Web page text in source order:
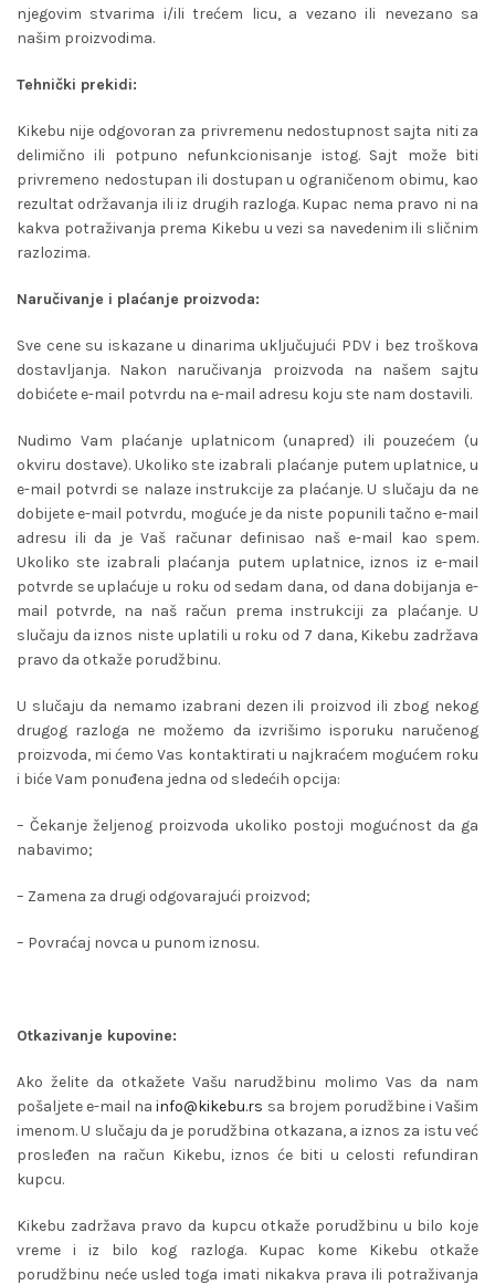
njegovim stvarima i/ili trećem licu, a vezano ili nevezano sa
našim proizvodima.
Tehnički prekidi:
Kikebu nije odgovoran za privremenu nedostupnost sajta niti za
delimično ili potpuno nefunkcionisanje istog. Sajt može biti
privremeno nedostupan ili dostupan u ograničenom obimu, kao
rezultat održavanja ili iz drugih razloga. Kupac nema pravo ni na
kakva potraživanja prema Kikebu u vezi sa navedenim ili sličnim
razlozima.
Naručivanje i plaćanje proizvoda:
Sve cene su iskazane u dinarima uključujući PDV i bez troškova
dostavljanja. Nakon naručivanja proizvoda na našem sajtu
dobićete e-mail potvrdu na e-mail adresu koju ste nam dostavili.
Nudimo Vam plaćanje uplatnicom (unapred) ili pouzećem (u
okviru dostave). Ukoliko ste izabrali plaćanje putem uplatnice, u
e-mail potvrdi se nalaze instrukcije za plaćanje. U slučaju da ne
dobijete e-mail potvrdu, moguće je da niste popunili tačno e-mail
adresu ili da je Vaš računar definisao naš e-mail kao spem.
Ukoliko ste izabrali plaćanja putem uplatnice, iznos iz e-mail
potvrde se uplaćuje u roku od sedam dana, od dana dobijanja e-
mail potvrde, na naš račun prema instrukciji za plaćanje. U
slučaju da iznos niste uplatili u roku od 7 dana, Kikebu zadržava
pravo da otkaže porudžbinu.
U slučaju da nemamo izabrani dezen ili proizvod ili zbog nekog
drugog razloga ne možemo da izvrišimo isporuku naručenog
proizvoda, mi ćemo Vas kontaktirati u najkraćem mogućem roku
i biće Vam ponuđena jedna od sledećih opcija:
– Čekanje željenog proizvoda ukoliko postoji mogućnost da ga
nabavimo;
– Zamena za drugi odgovarajući proizvod;
– Povraćaj novca u punom iznosu.
Otkazivanje kupovine:
Ako želite da otkažete Vašu narudžbinu molimo Vas da nam
pošaljete e-mail nainfo@kikebu.rs sa brojem porudžbine i Vašim
imenom. U slučaju da je porudžbina otkazana, a iznos za istu već
prosleđen na račun Kikebu, iznos će biti u celosti refundiran
kupcu.
Kikebu zadržava pravo da kupcu otkaže porudžbinu u bilo koje
vreme i iz bilo kog razloga. Kupac kome Kikebu otkaže
porudžbinu neće usled toga imati nikakva prava ili potraživanja